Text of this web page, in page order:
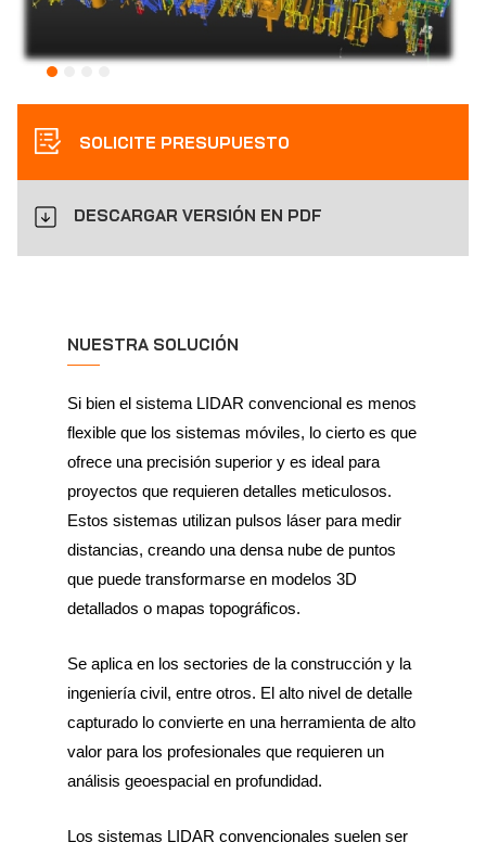
SOLICITE PRESUPUESTO
DESCARGAR VERSIÓN EN PDF
NUESTRA SOLUCIÓN
Si bien el sistema LIDAR convencional es menos
flexible que los sistemas móviles, lo cierto es que
ofrece una precisión superior y es ideal para
proyectos que requieren detalles meticulosos.
Estos sistemas utilizan pulsos láser para medir
distancias, creando una densa nube de puntos
que puede transformarse en modelos 3D
detallados o mapas topográficos.
Se aplica en los sectories de la construcción y la
ingeniería civil, entre otros. El alto nivel de detalle
capturado lo convierte en una herramienta de alto
valor para los profesionales que requieren un
análisis geoespacial en profundidad.
Los sistemas LIDAR convencionales suelen ser